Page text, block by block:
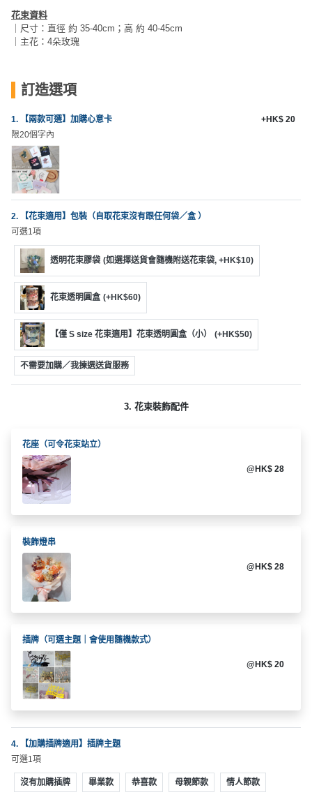
特
色
蛋
花
及
花
藝
禮
品
訂
製
禮
物
場
地
佈
置
用
品
即
煮
系
列
會
及
拍
拖
餐
B
B
Q
場
地
新
奇
聚
會
生
拍
拖
企
業
公
司
活
動
婚
禮
親
略
劃
需
夾
時
間
神
器
情
侶
心
願
清
單
聯
關
花束資料
｜尺寸：直徑 約 35-40cm；高 約 40-45cm
｜主花：4朵玫瑰
訂造選項
1. 【兩款可選】加購心意卡
限20個字內
+HK$ 20
2. 【花束適用】包裝（自取花束沒有跟任何袋／盒 ）
可選1項
透明花束膠袋 (如選擇送貨會隨機附送花束袋, +HK$10)
花束透明圓盒 (+HK$60)
【僅 S size 花束適用】花束透明圓盒（小） (+HK$50)
不需要加購／我揀選送貨服務
3. 花束裝飾配件
花座（可令花束站立）
@HK$ 28
裝飾燈串
@HK$ 28
插牌（可選主題｜會使用隨機款式）
@HK$ 20
4. 【加購插牌適用】插牌主題
可選1項
沒有加購插牌 畢業款 恭喜款 母親節款 情人節款